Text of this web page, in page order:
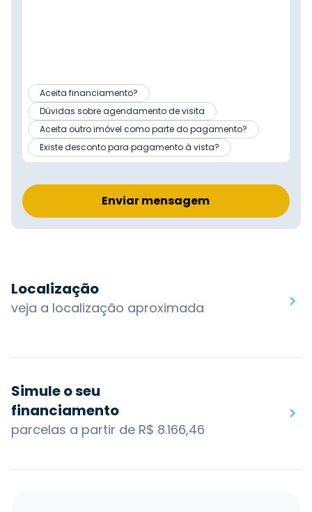
Aceita financiamento?
Dúvidas sobre agendamento de visita
Aceita outro imóvel como parte do pagamento?
Existe desconto para pagamento à vista?
Enviar mensagem
Localização
veja a localização aproximada
Simule o seu
financiamento
parcelas a partir de R$ 8.166,46